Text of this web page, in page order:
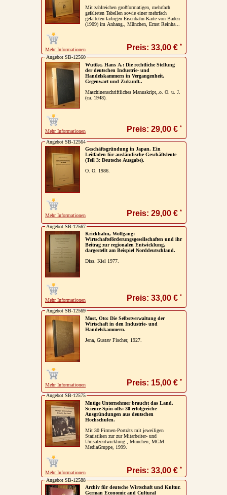
Mit zahlreichen großformatigen, mehrfach
gefalteten Tabellen sowie einer mehrfach
gefalteten farbigen Eisenbahn-Karte von Baden
(1909) im Anhang., München, Ernst Reinha...
Mehr Informationen Preis: 33,00 € *
Angebot SB-12560
Wuttke, Hans A.: Die rechtliche Stellung
der deutschen Industrie- und
Handelskammern in Vergangenheit,
Gegenwart und Zukunft..
Maschinenschriftliches Manuskript,.o. O. u. J.
(ca. 1948).
Mehr Informationen Preis: 29,00 € *
Angebot SB-12564
Geschäftsgründung in Japan. Ein
Leitfaden für ausländische Geschäftsleute
(Teil 3: Deutsche Ausgabe).
O. O. 1986.
Mehr Informationen Preis: 29,00 € *
Angebot SB-12567
Krickhahn, Wolfgang:
Wirtschaftsförderungsgesellschaften und ihr
Beitrag zur regionalen Entwicklung,
dargestellt am Beispiel Norddeutschland.
Diss. Kiel 1977.
Mehr Informationen Preis: 33,00 € *
Angebot SB-12569
Most, Oto: Die Selbstverwaltung der
Wirtschaft in den Industrie- und
Handelskammern.
Jena, Gustav Fischer, 1927.
Mehr Informationen Preis: 15,00 € *
Angebot SB-12575
Mutige Unternehmer braucht das Land.
Science-Spin-offs: 30 erfolgreiche
Ausgründungen aus deutschen
Hochschulen.
Mit 30 Firmen-Porträts mit jeweiligen
Statistiken zur zur Mitarbeiter- und
Umsatzentwicklung., München, MGM
MediaGruppe, 1999.
Mehr Informationen Preis: 33,00 € *
Angebot SB-12588
Archiv für deutsche Wirtschaft und Kultur.
German Economic and Cultural